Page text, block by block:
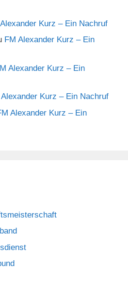
Kurz – Ein Nachruf
FM Alexander Kurz – Ein
Alexander Kurz – Ein
Alexander Kurz – Ein Nachruf
Alexander Kurz – Ein